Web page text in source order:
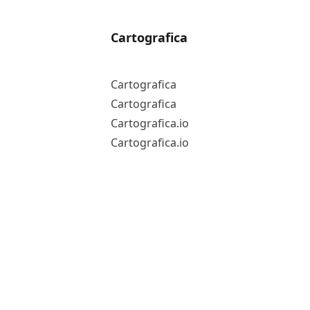
Cartografica
Cartografica
Cartografica
Cartografica.io
Cartografica.io